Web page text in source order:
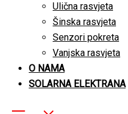
Ulična rasvjeta
Šinska rasvjeta
Senzori pokreta
Vanjska rasvjeta
O NAMA
SOLARNA ELEKTRANA